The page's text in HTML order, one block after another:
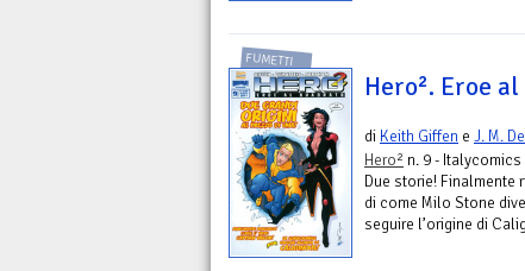
FUMETTI
Hero². Eroe
di Keith Giffen e J. M.
Hero² n. 9 - Italycomics
Due storie! Finalmente
di come Milo Stone
seguire l’origine di